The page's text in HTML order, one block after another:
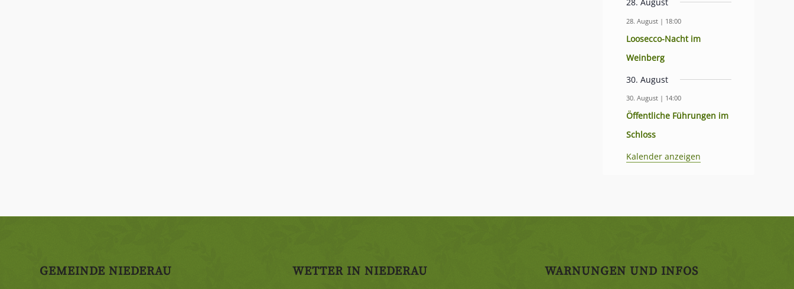
28. August | 18:00
Loosecco-Nacht im
Weinberg
30. August
30. August | 14:00
Öffentliche Führungen im
Schloss
Kalender anzeigen
GEMEINDE NIEDERAU WETTER IN NIEDERAU WARNUNGEN UND INFOS